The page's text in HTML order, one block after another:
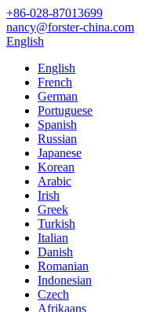
+86-028-87013699
nancy@forster-china.com
English
English
French
German
Portuguese
Spanish
Russian
Japanese
Korean
Arabic
Irish
Greek
Turkish
Italian
Danish
Romanian
Indonesian
Czech
Afrikaans